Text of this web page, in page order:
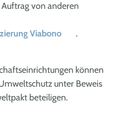
von anderen
Viabono
.
können
unter Beweis
beteiligen.